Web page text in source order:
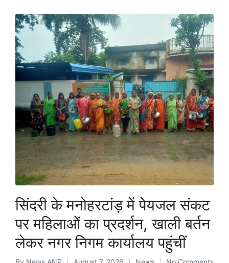
सिंदरी के मनोहरटांड़ में पेयजल संकट
पर महिलाओं का प्रदर्शन, खाली बर्तन
लेकर नगर निगम कार्यालय पहुंचीं